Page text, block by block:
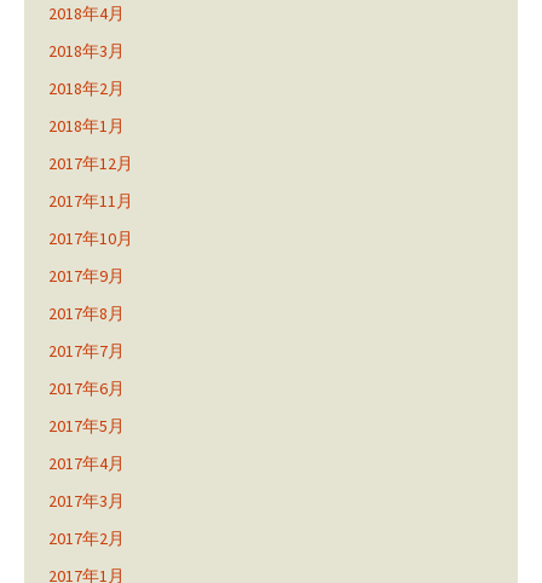
2018年4月
2018年3月
2018年2月
2018年1月
2017年12月
2017年11月
2017年10月
2017年9月
2017年8月
2017年7月
2017年6月
2017年5月
2017年4月
2017年3月
2017年2月
2017年1月